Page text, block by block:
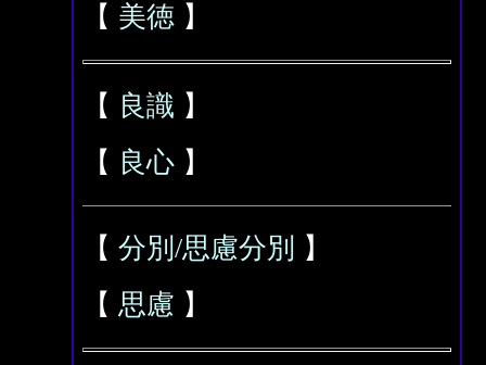
【 美徳 】
【 良識 】
【 良心 】
【 分別/思慮分別
】
【 思慮 】